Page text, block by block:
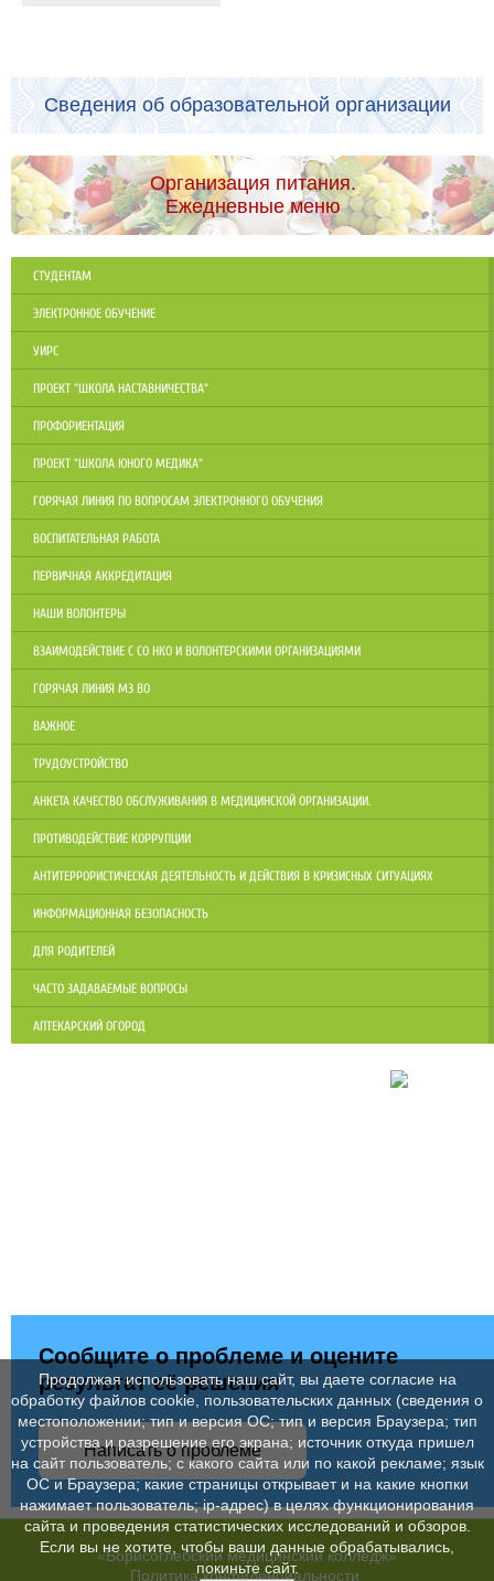
Сведения об образовательной организации
Организация питания.
Ежедневные меню
СТУДЕНТАМ
ЭЛЕКТРОННОЕ ОБУЧЕНИЕ
УИРС
ПРОЕКТ "ШКОЛА НАСТАВНИЧЕСТВА"
ПРОФОРИЕНТАЦИЯ
ПРОЕКТ "ШКОЛА ЮНОГО МЕДИКА"
ГОРЯЧАЯ ЛИНИЯ ПО ВОПРОСАМ ЭЛЕКТРОННОГО ОБУЧЕНИЯ
ВОСПИТАТЕЛЬНАЯ РАБОТА
ПЕРВИЧНАЯ АККРЕДИТАЦИЯ
НАШИ ВОЛОНТЕРЫ
ВЗАИМОДЕЙСТВИЕ С СО НКО И ВОЛОНТЕРСКИМИ ОРГАНИЗАЦИЯМИ
ГОРЯЧАЯ ЛИНИЯ МЗ ВО
ВАЖНОЕ
ТРУДОУСТРОЙСТВО
АНКЕТА КАЧЕСТВО ОБСЛУЖИВАНИЯ В МЕДИЦИНСКОЙ ОРГАНИЗАЦИИ.
ПРОТИВОДЕЙСТВИЕ КОРРУПЦИИ
АНТИТЕРРОРИСТИЧЕСКАЯ ДЕЯТЕЛЬНОСТЬ И ДЕЙСТВИЯ В КРИЗИСНЫХ СИТУАЦИЯХ
ИНФОРМАЦИОННАЯ БЕЗОПАСНОСТЬ
ДЛЯ РОДИТЕЛЕЙ
ЧАСТО ЗАДАВАЕМЫЕ ВОПРОСЫ
АПТЕКАРСКИЙ ОГОРОД
Сообщите о проблеме и оцените
результат её решения
Написать о проблеме
«Борисоглебский медицинский колледж»
Политика конфиденциальности
Продолжая использовать наш сайт, вы даете согласие на
обработку файлов cookie, пользовательских данных (сведения о
местоположении; тип и версия ОС; тип и версия Браузера; тип
устройства и разрешение его экрана; источник откуда пришел
на сайт пользователь; с какого сайта или по какой рекламе; язык
ОС и Браузера; какие страницы открывает и на какие кнопки
нажимает пользователь; ip-адрес) в целях функционирования
сайта и проведения статистических исследований и обзоров.
Если вы не хотите, чтобы ваши данные обрабатывались,
покиньте сайт.